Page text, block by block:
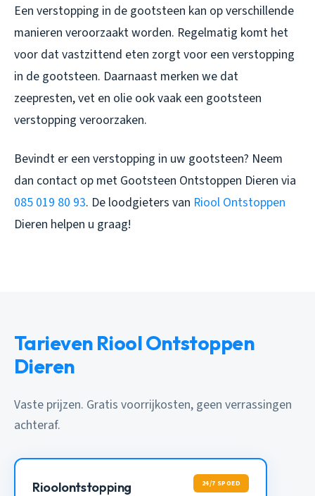
Een verstopping in de gootsteen kan op verschillende
manieren veroorzaakt worden. Regelmatig komt het
voor dat vastzittend eten zorgt voor een verstopping
in de gootsteen. Daarnaast merken we dat
zeepresten, vet en olie ook vaak een gootsteen
verstopping veroorzaken.
Bevindt er een verstopping in uw gootsteen? Neem
dan contact op met Gootsteen Ontstoppen Dieren via
085 019 80 93. De loodgieters van Riool Ontstoppen
Dieren helpen u graag!
Tarieven Riool Ontstoppen
Dieren
Vaste prijzen. Gratis voorrijkosten, geen verrassingen
achteraf.
Rioolontstopping 24/7 SPOED